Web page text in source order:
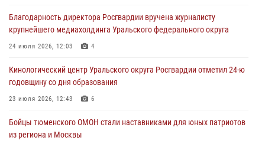
виновника ДТП
05 августа 2026, 05:15
труженицу тыла из Тюмени
04 августа 2026, 11:07
условиях в Тюменской области (видео)
04 августа 2026, 06:28
Благодарность директора Росгвардии вручена журналисту
крупнейшего медиахолдинга Уральского федерального округа
24 июля 2026, 12:03 4
Кинологический центр Уральского округа Росгвардии отметил 24-ю
годовщину со дня образования
23 июля 2026, 12:43 6
Бойцы тюменского ОМОН стали наставниками для юных патриотов
из региона и Москвы